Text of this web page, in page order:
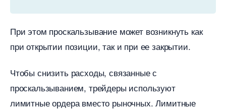
При этом проскальзывание может возникнуть как
при открытии позиции, так и при ее закрытии.
Чтобы снизить расходы, связанные с
проскальзыванием, трейдеры используют
лимитные ордера вместо рыночных. Лимитные